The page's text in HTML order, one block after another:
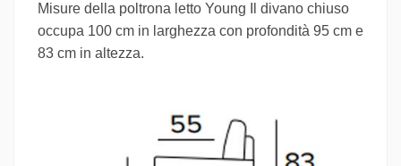
Misure della poltrona letto Young Il divano chiuso
occupa 100 cm in larghezza con profondità 95 cm e
83 cm in altezza.